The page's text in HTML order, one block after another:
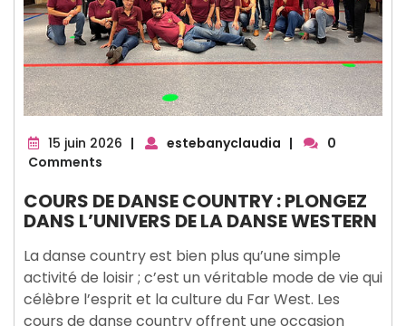
15 juin 2026 15| estebanyclaudia |
0
Comments
COURS DE DANSE COUNTRY : PLONGEZ
DANS L’UNIVERS DE LA DANSE WESTERN
La danse country est bien plus qu’une simple
activité de loisir ; c’est un véritable mode de vie qui
célèbre l’esprit et la culture du Far West. Les
cours de danse country offrent une occasion